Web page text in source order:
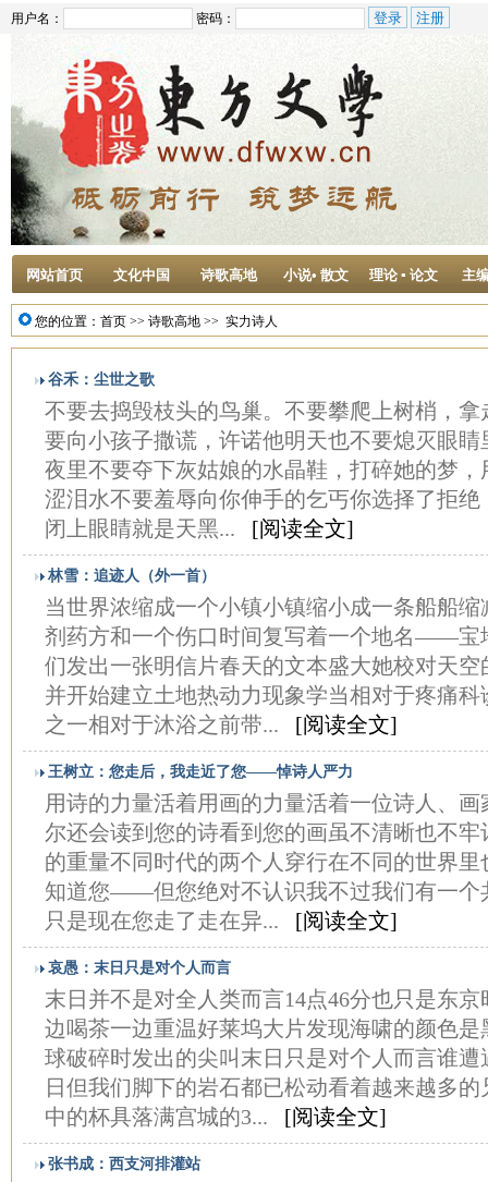
用户名： 密码：
网站首页 文化中国 诗歌高地 小说• 散文 理论 ▪ 论文 主
您的位置： 首页 >> 诗歌高地 >> 实力诗人
谷禾：尘世之歌
不要去捣毁枝头的鸟巢。不要攀爬上树梢，
要向小孩子撒谎，许诺他明天也不要熄灭眼
夜里不要夺下灰姑娘的水晶鞋，打碎她的梦
涩泪水不要羞辱向你伸手的乞丐你选择了拒绝
闭上眼睛就是天黑... [阅读全文]
林雪：追迹人（外一首）
当世界浓缩成一个小镇小镇缩小成一条船船
剂药方和一个伤口时间复写着一个地名——宝
们发出一张明信片春天的文本盛大她校对天
并开始建立土地热动力现象学当相对于疼痛
之一相对于沐浴之前带... [阅读全文]
王树立：您走后，我走近了您——悼诗人严力
用诗的力量活着用画的力量活着一位诗人、
尔还会读到您的诗看到您的画虽不清晰也不
的重量不同时代的两个人穿行在不同的世界
知道您——但您绝对不认识我不过我们有一个
只是现在您走了走在异... [阅读全文]
哀愚：末日只是对个人而言
末日并不是对全人类而言14点46分也只是东
边喝茶一边重温好莱坞大片发现海啸的颜色
球破碎时发出的尖叫末日只是对个人而言谁
日但我们脚下的岩石都已松动看着越来越多
中的杯具落满宫城的3... [阅读全文]
张书成：西支河排灌站